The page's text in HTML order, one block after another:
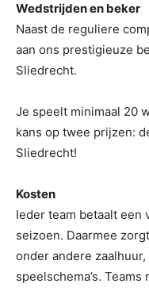
Wedstrijden en beker
Naast de reguliere
aan ons prestigieuze
Sliedrecht.
Je speelt minimaal 20
kans op twee prijzen:
Sliedrecht!
Kosten
Ieder team betaalt een
seizoen. Daarmee
onder andere
speelschema’s.